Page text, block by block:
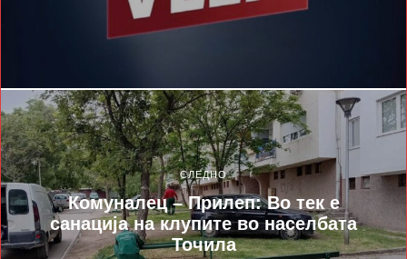
СЛЕДНО
Комуналец – Прилеп: Во тек е
санација на клупите во населбата
Точила